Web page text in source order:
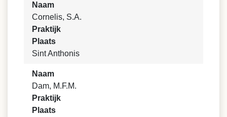
Naam
Cornelis, S.A.
Praktijk
Plaats
Sint Anthonis
Naam
Dam, M.F.M.
Praktijk
Plaats